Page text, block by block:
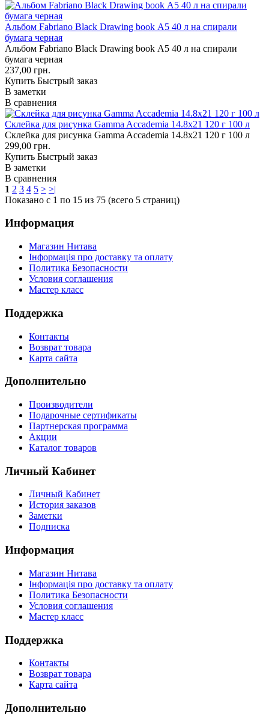
Альбом Fabriano Black Drawing book А5 40 л на спирали
бумага черная
Альбом Fabriano Black Drawing book А5 40 л на спирали
бумага черная
237,00 грн.
Купить Быстрый заказ
В заметки
В сравнения
Склейка для рисунка Gamma Accademia 14.8х21 120 г 100 л
Склейка для рисунка Gamma Accademia 14.8х21 120 г 100 л
299,00 грн.
Купить Быстрый заказ
В заметки
В сравнения
1 2 3 4 5 > >|
Показано с 1 по 15 из 75 (всего 5 страниц)
Информация
Магазин Нитава
Інформація про доставку та оплату
Политика Безопасности
Условия соглашения
Мастер класс
Поддержка
Контакты
Возврат товара
Карта сайта
Дополнительно
Производители
Подарочные сертификаты
Партнерская программа
Акции
Каталог товаров
Личный Кабинет
Личный Кабинет
История заказов
Заметки
Подписка
Информация
Магазин Нитава
Інформація про доставку та оплату
Политика Безопасности
Условия соглашения
Мастер класс
Поддержка
Контакты
Возврат товара
Карта сайта
Дополнительно